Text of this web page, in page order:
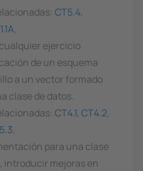
CT5.4,
,
ejercicio
de un esquema
a un vector formado
clase de datos.
CT4.1, CT4.2,
,
para una clase
introducir mejoras en